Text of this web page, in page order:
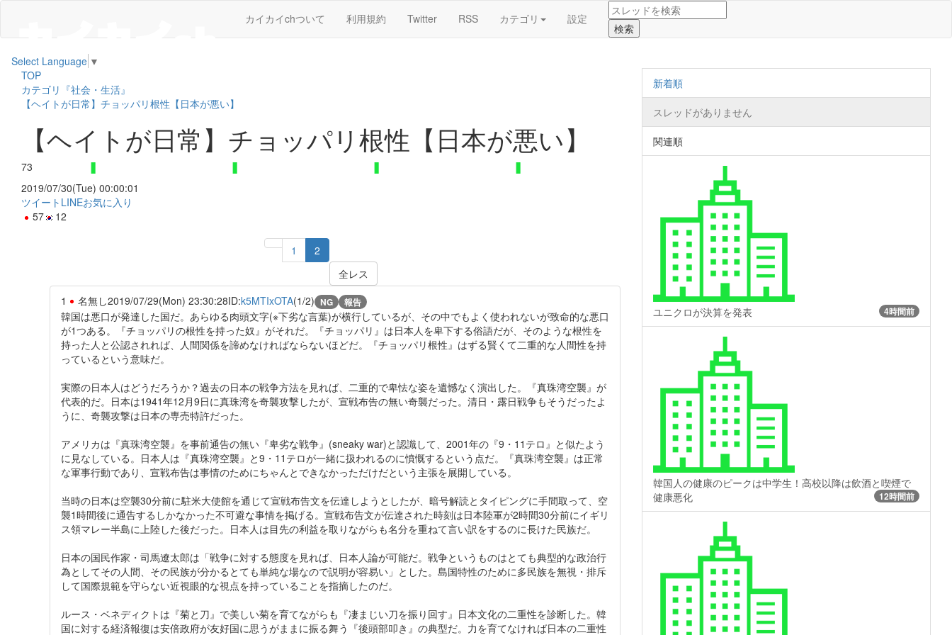
カイカイchついて 利用規約 Twitter RSS カテゴリ 設定
Select Language ▼
TOP
カテゴリ『社会・生活』
【ヘイトが日常】チョッパリ根性【日本が悪い】
【ヘイトが日常】チョッパリ根性【日本が悪い】
73
2019/07/30(Tue) 00:00:01
ツイート LINEお気に入り
57
12
1
2
全レス
1
名無し2019/07/29(Mon) 23:30:28ID:k5MTIxOTA(1/2) NG 報告
韓国は悪口が発達した国だ。あらゆる肉頭文字(※下劣な言葉)が横行しているが、その中でもよく使われないが致命的な悪口
が1つある。『チョッパリの根性を持った奴』がそれだ。『チョッパリ』は日本人を卑下する俗語だが、そのような根性を
持った人と公認されれば、人間関係を諦めなければならないほどだ。『チョッパリ根性』はずる賢くて二重的な人間性を持
っているという意味だ。
実際の日本人はどうだろうか？過去の日本の戦争方法を見れば、二重的で卑怯な姿を遺憾なく演出した。『真珠湾空襲』が
代表的だ。日本は1941年12月9日に真珠湾を奇襲攻撃したが、宣戦布告の無い奇襲だった。清日・露日戦争もそうだったよ
うに、奇襲攻撃は日本の専売特許だった。
アメリカは『真珠湾空襲』を事前通告の無い『卑劣な戦争』(sneaky war)と認識して、2001年の『9・11テロ』と似たよう
に見なしている。日本人は『真珠湾空襲』と9・11テロが一緒に扱われるのに憤慨するという点だ。『真珠湾空襲』は正常
な軍事行動であり、宣戦布告は事情のためにちゃんとできなかっただけだという主張を展開している。
当時の日本は空襲30分前に駐米大使館を通じて宣戦布告文を伝達しようとしたが、暗号解読とタイピングに手間取って、空
襲1時間後に通告するしかなかった不可避な事情を掲げる。宣戦布告文が伝達された時刻は日本陸軍が2時間30分前にイギリ
ス領マレー半島に上陸した後だった。日本人は目先の利益を取りながらも名分を重ねて言い訳をするのに長けた民族だ。
日本の国民作家・司馬遼太郎は「戦争に対する態度を見れば、日本人論が可能だ。戦争というものはとても典型的な政治行
為としてその人間、その民族が分かるとても単純な場なので説明が容易い」とした。島国特性のために多民族を無視・排斥
して国際規範を守らない近視眼的な視点を持っていることを指摘したのだ。
ルース・ベネディクトは『菊と刀』で美しい菊を育てながらも『凄まじい刀を振り回す』日本文化の二重性を診断した。韓
国に対する経済報復は安倍政府が友好国に思うがままに振る舞う『後頭部叩き』の典型だ。力を育てなければ日本の二重性
新着順
スレッドがありません
関連順
ユニクロが決算を発表 4時間前
韓国人の健康のピークは中学生！高校以降は飲酒と喫煙で
健康悪化
12時間前